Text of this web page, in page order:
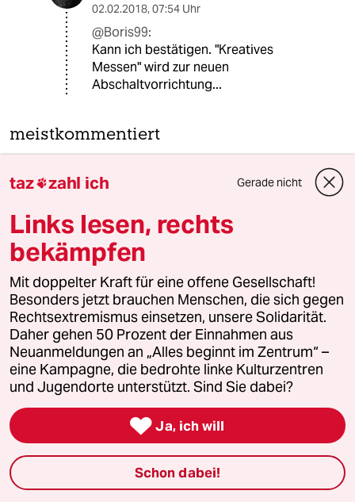
02.02.2018, 07:54 Uhr
@Boris99:
Kann ich bestätigen. "Kreatives
Messen" wird zur neuen
Abschaltvorrichtung...
meistkommentiert
1 Krise der Demokratie
2 Streit um Rente mit 63
Passgenauer Populismus
3 Drohnenvorfall am Leipziger Flughafen
Das Zeitalter der elektronischen
4 Die Wahrheit
56 Millionen Deutsche sind betroffen
taz zahl ich Gerade nicht
Links lesen, rechts
bekämpfen
Mit doppelter Kraft für eine offene Gesellschaft!
Besonders jetzt brauchen Menschen, die sich gegen
Rechtsextremismus einsetzen, unsere Solidarität.
Daher gehen 50 Prozent der Einnahmen aus
Neuanmeldungen an „Alles beginnt im Zentrum“ –
eine Kampagne, die bedrohte linke Kulturzentren
und Jugendorte unterstützt. Sind Sie dabei?
 Ja, ich will
Schon dabei!